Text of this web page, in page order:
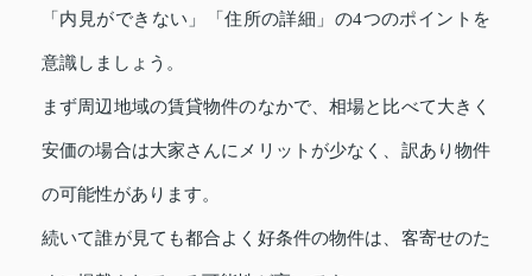
「内見ができない」「住所の詳細」の4つのポイントを
意識しましょう。
まず周辺地域の賃貸物件のなかで、相場と比べて大きく
安価の場合は大家さんにメリットが少なく、訳あり物件
の可能性があります。
続いて誰が見ても都合よく好条件の物件は、客寄せのた